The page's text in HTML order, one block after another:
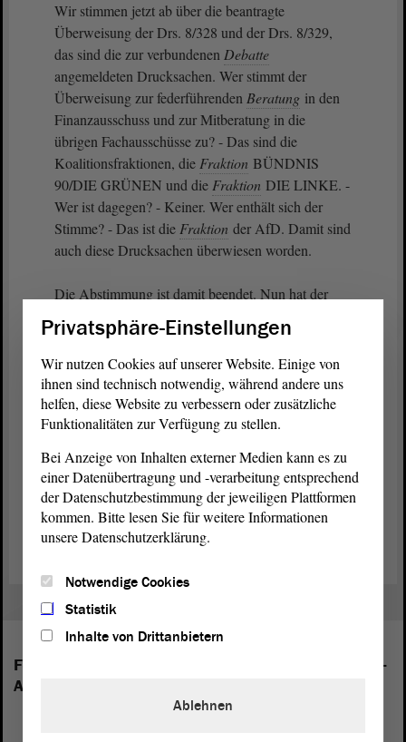
Wir stimmen jetzt ab über die beantragte
Überweisung der Drs. 8/328 und der Drs. 8/329,
das sind die zur verbundenen Debatte
angemeldeten Drucksachen. Wer stimmt der
Überweisung zur federführenden Beratung in den
Finanzausschuss und zur Mitberatung in die
übrigen Fachausschüsse zu? - Das sind die
Koalitionsfraktionen, die Fraktion BÜNDNIS
90/DIE GRÜNEN und die Fraktion DIE LINKE. -
Wer ist dagegen? - Keiner. Wer enthält sich der
Stimme? - Das ist die Fraktion der AfD. Damit sind
auch diese Drucksachen überwiesen worden.
Die Abstimmung ist damit beendet. Nun hat der
eine persönliche Erklärung abgeben zu können. Ich
weise darauf hin, dass eine solche nach § 67 der
Geschäftsordnung möglich, aber inhaltlich begrenzt
ist.
Zurück zur Landtagssitzung
Folgende Fraktionen sind im Landtag von Sachsen-
Anhalt vertreten:
Privatsphäre-Einstellungen
Wir nutzen Cookies auf unserer Website. Einige von
ihnen sind technisch notwendig, während andere uns
helfen, diese Website zu verbessern oder zusätzliche
Funktionalitäten zur Verfügung zu stellen.
Bei Anzeige von Inhalten externer Medien kann es zu
einer Datenübertragung und -verarbeitung entsprechend
der Datenschutzbestimmung der jeweiligen Plattformen
kommen. Bitte lesen Sie für weitere Informationen
unsere Datenschutzerklärung.
Notwendige Cookies
Statistik
Inhalte von Drittanbietern
Ablehnen